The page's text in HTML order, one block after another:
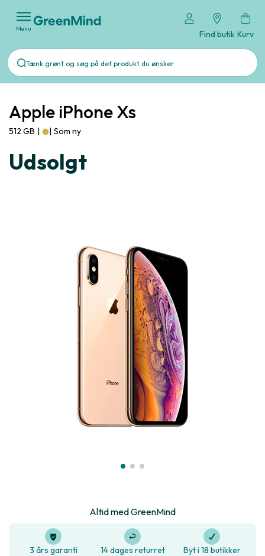
Menu
Find butik Kurv
Apple iPhone Xs
512 GB | | Som ny
Udsolgt
Altid med GreenMind
3 års garanti 14 dages returret Byt i 18 butikker